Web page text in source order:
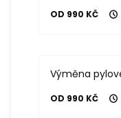
OD 990 KČ
Výměna
OD 990 KČ